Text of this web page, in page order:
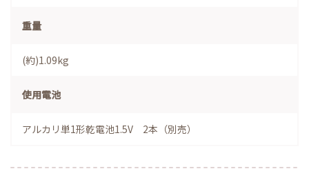
重量
(約)1.09kg
使用電池
アルカリ単1形乾電池1.5V 2本（別売）